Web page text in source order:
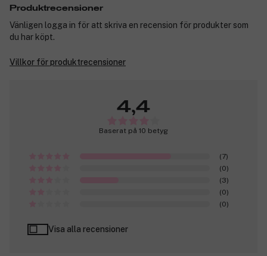
Produktrecensioner
Vänligen logga in för att skriva en recension för produkter som
du har köpt.
Villkor för produktrecensioner
4,4
Baserat på 10 betyg
(7)
(0)
(3)
(0)
(0)
Visa alla recensioner